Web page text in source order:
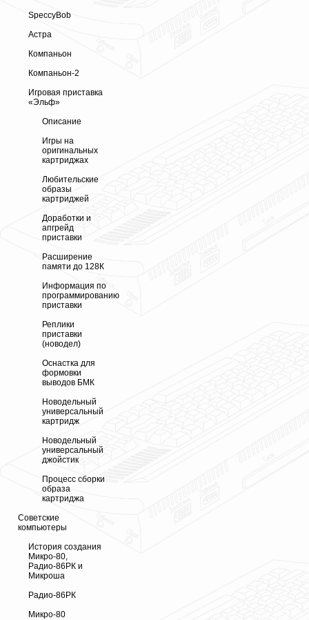
SpeccyBob
Астра
Компаньон
Компаньон-2
Игровая приставка
«Эльф»
Описание
Игры на
оригинальных
картриджах
Любительские
образы
картриджей
Доработки и
апгрейд
приставки
Расширение
памяти до 128К
Информация по
программированию
приставки
Реплики
приставки
(новодел)
Оснастка для
формовки
выводов БМК
Новодельный
универсальный
картридж
Новодельный
универсальный
джойстик
Процесс сборки
образа
картриджа
Советские
компьютеры
История создания
Микро-80,
Радио-86РК и
Микроша
Радио-86РК
Микро-80